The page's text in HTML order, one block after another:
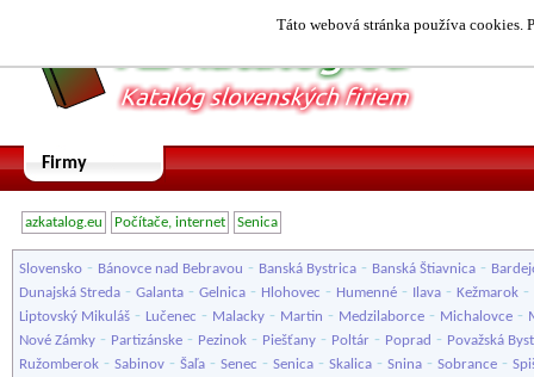
Táto webová stránka používa cookies.
Firmy
azkatalog.eu Počítače, internet Senica
Slovensko - Bánovce nad Bebravou - Banská Bystrica - Banská Štiavnica -
Dunajská Streda - Galanta - Gelnica - Hlohovec - Humenné - Ilava - Kežmarok -
Liptovský Mikuláš - Lučenec - Malacky - Martin - Medzilaborce - Michalovce -
Nové Zámky - Partizánske - Pezinok - Piešťany - Poltár - Poprad - Považská
Ružomberok - Sabinov - Šaľa - Senec - Senica - Skalica - Snina - Sobrance -